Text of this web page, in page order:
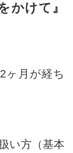
かけて』
ヶ月が経ち
い方（基本